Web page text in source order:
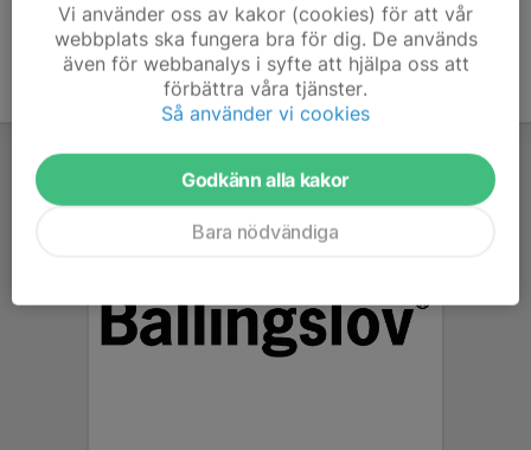
Vi använder oss av kakor (cookies) för att vår
webbplats ska fungera bra för dig. De används
även för webbanalys i syfte att hjälpa oss att
förbättra våra tjänster.
Så använder vi cookies
Godkänn alla kakor
Bara nödvändiga